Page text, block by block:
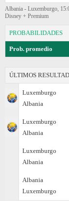
Albania - Luxemburgo,
Disney + Premium
PROBABILIDADES
Prob. promedio
ÚLTIMOS
Luxemburgo
Albania
Luxemburgo
Albania
Luxemburgo
Albania
Albania
Luxemburgo